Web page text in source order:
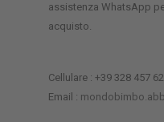
assistenza WhatsApp
acquisto.
Cellulare : +39 328 457
Email :